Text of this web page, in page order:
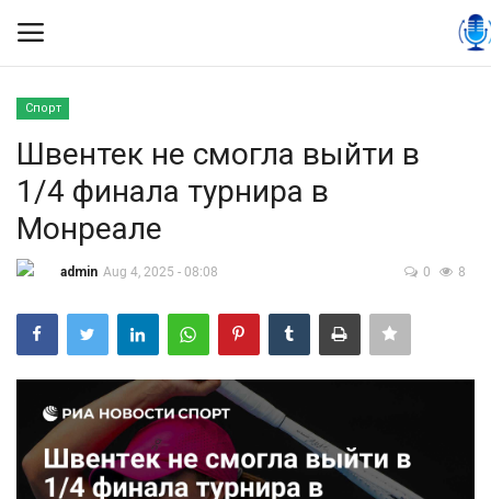
Контакты
Правила размещения
Экономика
Технологии
Спорт
Спорт
Швентек не смогла выйти в
1/4 финала турнира в
Монреале
admin Aug 4, 2025 - 08:08 0 8